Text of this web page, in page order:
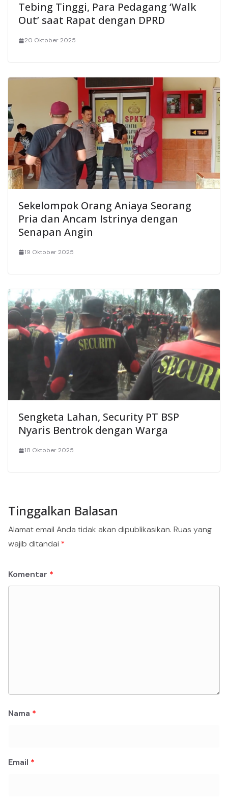
Tebing Tinggi, Para Pedagang ‘Walk
Out’ saat Rapat dengan DPRD
20 Oktober 2025
Sekelompok Orang Aniaya Seorang
Pria dan Ancam Istrinya dengan
Senapan Angin
19 Oktober 2025
Sengketa Lahan, Security PT BSP
Nyaris Bentrok dengan Warga
18 Oktober 2025
Tinggalkan Balasan
Alamat email Anda tidak akan dipublikasikan. Ruas yang
wajib ditandai *
Komentar *
Nama *
Email *